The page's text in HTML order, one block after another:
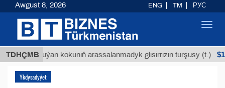
TDHÇMB
Buýan köküniň arassalanmadyk glisirrizin turşusy (t.)
Ykdysadyýet
Awgust 8, 2026 ENG TM РУС